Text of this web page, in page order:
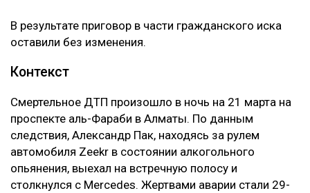
В результате приговор в части гражданского иска
оставили без изменения.
Контекст
Смертельное ДТП произошло в ночь на 21 марта на
проспекте аль-Фараби в Алматы. По данным
следствия, Александр Пак, находясь за рулем
автомобиля Zeekr в состоянии алкогольного
опьянения, выехал на встречную полосу и
столкнулся с Mercedes. Жертвами аварии стали 29-